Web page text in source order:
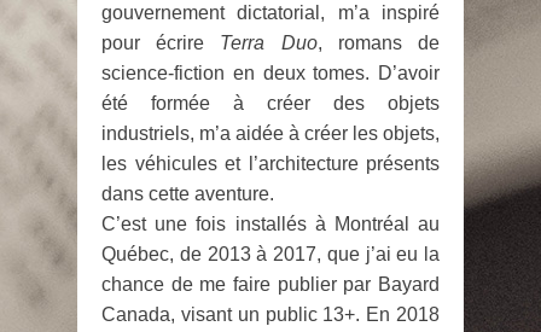
gouvernement dictatorial, m’a inspiré
pour écrire Terra Duo, romans de
science-fiction en deux tomes. D’avoir
été formée à créer des objets
industriels, m’a aidée à créer les objets,
les véhicules et l’architecture présents
dans cette aventure.
C’est une fois installés à Montréal au
Québec, de 2013 à 2017, que j’ai eu la
chance de me faire publier par Bayard
Canada, visant un public 13+. En 2018